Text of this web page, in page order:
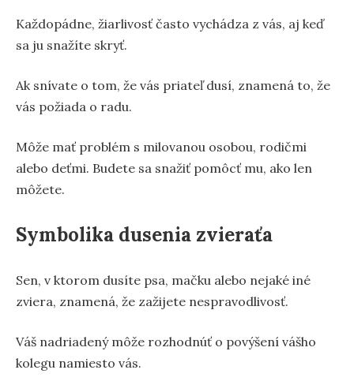
Každopádne, žiarlivosť často vychádza z vás, aj keď
sa ju snažíte skryť.
Ak snívate o tom, že vás priateľ dusí, znamená to, že
vás požiada o radu.
Môže mať problém s milovanou osobou, rodičmi
alebo deťmi. Budete sa snažiť pomôcť mu, ako len
môžete.
Symbolika dusenia zvieraťa
Sen, v ktorom dusíte psa, mačku alebo nejaké iné
zviera, znamená, že zažijete nespravodlivosť.
Váš nadriadený môže rozhodnúť o povýšení vášho
kolegu namiesto vás.